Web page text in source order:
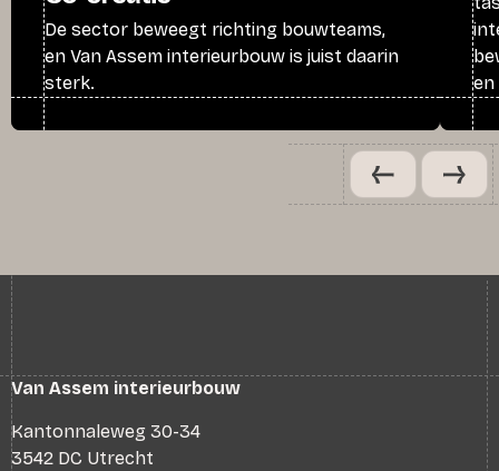
De sector beweegt richting bouwteams,
en Van Assem interieurbouw is juist daarin
sterk.
Van Assem interieurbouw
Kantonnaleweg 30-34
3542 DC Utrecht